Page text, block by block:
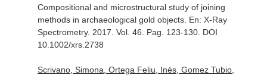
Compositional and microstructural study of joining
methods in archaeological gold objects. En: X-Ray
Spectrometry. 2017. Vol. 46. Pag. 123-130. DOI
10.1002/xrs.2738
Scrivano, Simona, Ortega Feliu, Inés, Gomez Tubio,